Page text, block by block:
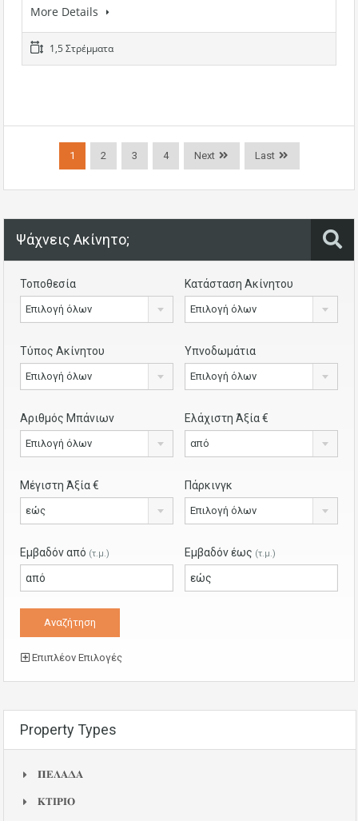
More Details
1,5 Στρέμματα
1 2 3 4 Next Last
Ψάχνεις Ακίνητο;
Τοποθεσία
Επιλογή όλων
Κατάσταση Ακίνητου
Επιλογή όλων
Τύπος Ακίνητου
Επιλογή όλων
Υπνοδωμάτια
Επιλογή όλων
Αριθμός Μπάνιων
Επιλογή όλων
Ελάχιστη Άξία €
από
Μέγιστη Άξία €
εώς
Πάρκινγκ
Επιλογή όλων
Εμβαδόν από (τ.μ.) Εμβαδόν έως (τ.μ.)
Επιπλέον Επιλογές
Property Types
𝚷𝚬𝚲𝚨𝚫𝚨
𝚱𝚻𝚰𝚸𝚰𝚶